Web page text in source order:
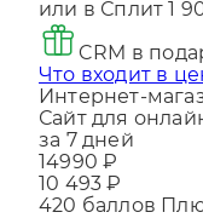
Что входит в
Интернет-
Сайт для
за 7 дней
14990 ₽
10 493 ₽
420баллов
или в Сплит2